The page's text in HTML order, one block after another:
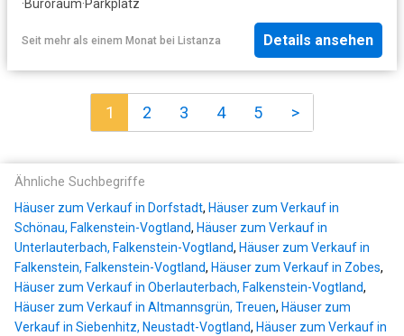
·Büroraum·Parkplatz
Seit mehr als einem Monat bei Listanza Details ansehen
1 2 3 4 5 >
Ähnliche Suchbegriffe
Häuser zum Verkauf in Dorfstadt, Häuser zum Verkauf in
Schönau, Falkenstein-Vogtland, Häuser zum Verkauf in
Unterlauterbach, Falkenstein-Vogtland, Häuser zum Verkauf in
Falkenstein, Falkenstein-Vogtland, Häuser zum Verkauf in Zobes,
Häuser zum Verkauf in Oberlauterbach, Falkenstein-Vogtland,
Häuser zum Verkauf in Altmannsgrün, Treuen, Häuser zum
Verkauf in Siebenhitz, Neustadt-Vogtland, Häuser zum Verkauf in